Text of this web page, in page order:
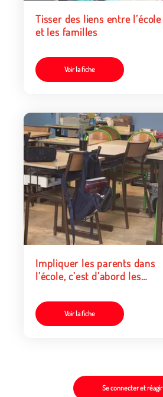
Tisser des liens entre l’école
et les familles
Voir la fiche
Impliquer les parents dans
l’école, c’est d’abord les
coéducateurs
Voir la fiche
Se connecter et réagir